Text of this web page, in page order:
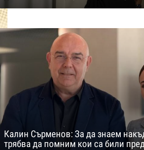
Калин Сърменов: За да знаем
трябва да помним кои са били